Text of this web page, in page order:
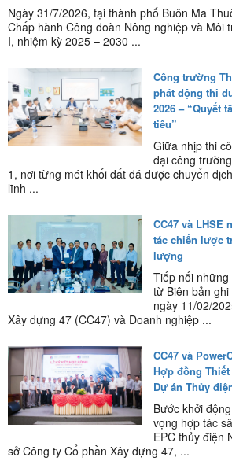
Ngày 31/7/2026, tại thành phố Buôn Ma
Chấp hành Công đoàn Nông nghiệp và Môi
I, nhiệm kỳ 2025 – 2030 ...
Công trường
phát động thi
2026 – “Quyết
tiêu”
Giữa nhịp thi
đại công
1, nơi từng mét khối đất đá được chuyển
lĩnh ...
CC47 và LHSE
tác chiến lược
lượng
Tiếp nối
từ Biên bản
ngày 11/02/
Xây dựng 47 (CC47) và Doanh nghiệp ...
CC47 và
Hợp đồng
Dự án Thủy
Bước khởi
vọng hợp tác
EPC thủy điện
sở Công ty Cổ phần Xây dựng 47, ...